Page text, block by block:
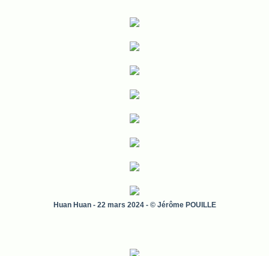
Huan Huan - 22 mars 2024 - © Jérôme POUILLE